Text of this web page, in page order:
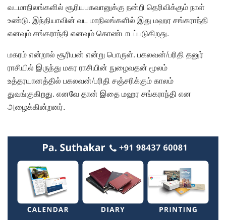
வடமாநிலங்களில் சூரியபகவானுக்கு நன்றி தெரிவிக்கும் நாள்
உண்டு. இந்தியாவின் வட மாநிலங்களில் இது மஹர சங்கராந்தி
எனவும் சங்கராந்தி எனவும் கொண்டாடப்படுகிறது.
மகரம் என்றால் சூரியன் என்று பொருள். பகலவன்/பரிதி தனுர்
ராசியில் இருந்து மகர ராசியின் நுழைவதன் மூலம்
உத்தரயானத்தில் பகலவன்/பரிதி சஞ்சரிக்கும் காலம்
துவங்குகிறது. எனவே தான் இதை மஹர சங்கராந்தி என
அழைக்கின்றனர்.